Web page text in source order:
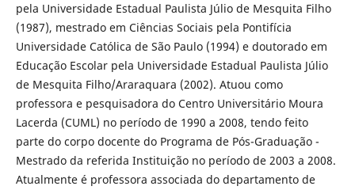
pela Universidade Estadual Paulista Júlio de Mesquita Filho
(1987), mestrado em Ciências Sociais pela Pontifícia
Universidade Católica de São Paulo (1994) e doutorado em
Educação Escolar pela Universidade Estadual Paulista Júlio
de Mesquita Filho/Araraquara (2002). Atuou como
professora e pesquisadora do Centro Universitário Moura
Lacerda (CUML) no período de 1990 a 2008, tendo feito
parte do corpo docente do Programa de Pós-Graduação -
Mestrado da referida Instituição no período de 2003 a 2008.
Atualmente é professora associada do departamento de